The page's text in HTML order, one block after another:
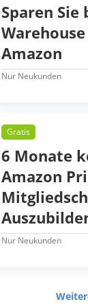
Sparen Sie
Amazon
Nur Neukunden
Gratis
6 Monate
Amazon
Nur Neukunden